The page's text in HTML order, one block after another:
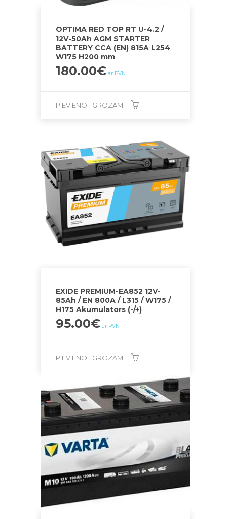
OPTIMA RED TOP RT U-4.2 /
12V-50Ah AGM STARTER
BATTERY CCA (EN) 815A L254
W175 H200 mm
180.00€ ar PVN
PIEVIENOT GROZAM
EXIDE PREMIUM-EA852 12V-
85Ah / EN 800A / L315 / W175 /
H175 Akumulators (-/+)
95.00€ ar PVN
PIEVIENOT GROZAM